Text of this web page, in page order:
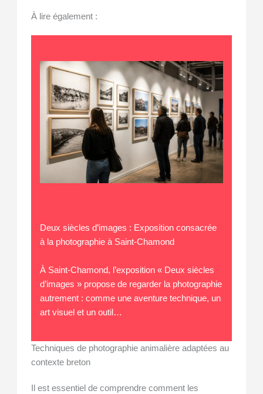
À lire également :
Deux siècles d’images : Exposition consacrée
à la photographie à Saint-Chamond
À Saint-Chamond, l’exposition « Deux siècles
d’images » propose de regarder la photographie
autrement : comme une aventure technique, un
art visuel et un outil…
Techniques de photographie animalière adaptées au
contexte breton
Il est essentiel de comprendre comment les